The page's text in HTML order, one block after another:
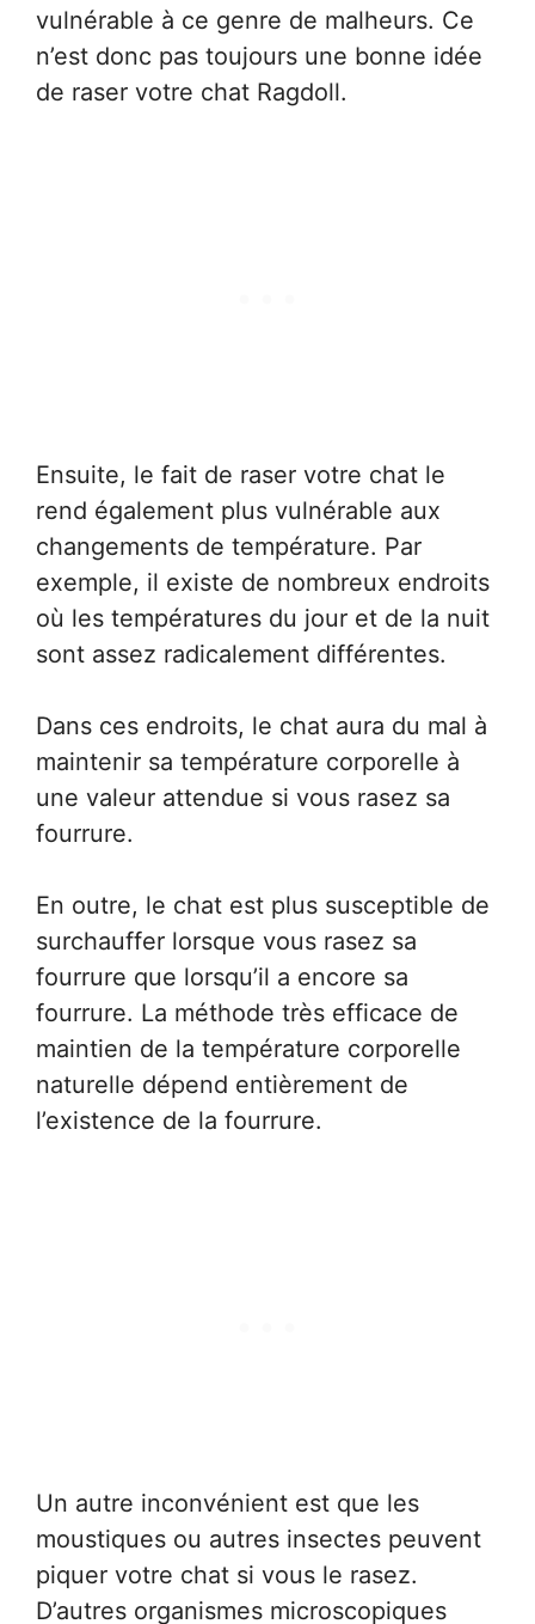
vulnérable à ce genre de malheurs. Ce
n’est donc pas toujours une bonne idée
de raser votre chat Ragdoll.
Ensuite, le fait de raser votre chat le
rend également plus vulnérable aux
changements de température. Par
exemple, il existe de nombreux endroits
où les températures du jour et de la nuit
sont assez radicalement différentes.
Dans ces endroits, le chat aura du mal à
maintenir sa température corporelle à
une valeur attendue si vous rasez sa
fourrure.
En outre, le chat est plus susceptible de
surchauffer lorsque vous rasez sa
fourrure que lorsqu’il a encore sa
fourrure. La méthode très efficace de
maintien de la température corporelle
naturelle dépend entièrement de
l’existence de la fourrure.
Un autre inconvénient est que les
moustiques ou autres insectes peuvent
piquer votre chat si vous le rasez.
D’autres organismes microscopiques